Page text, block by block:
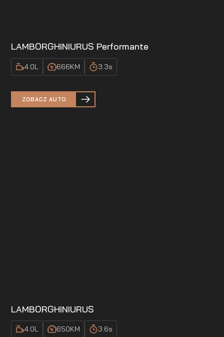
LAMBORGHINIURUS Performante
4.0L 666KM 3.3s
ZOBACZ AUTO
LAMBORGHINIURUS
4.0L 650KM 3.6s